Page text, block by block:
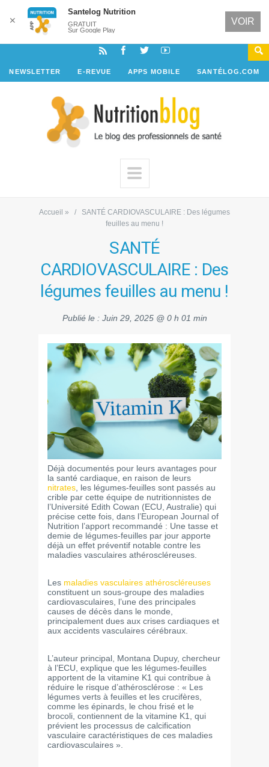
NEWSLETTER E-REVUE APPS MOBILE SANTÉLOG.COM
Accueil »
SANTÉ CARDIOVASCULAIRE : Des légumes
feuilles au menu !
SANTÉ
CARDIOVASCULAIRE : Des
légumes feuilles au menu !
Publié le : Juin 29, 2025 @ 0 h 01 min
Déjà documentés pour leurs avantages pour
la santé cardiaque, en raison de leurs
nitrates, les légumes-feuilles sont passés au
crible par cette équipe de nutritionnistes de
l’Université Edith Cowan (ECU, Australie) qui
précise cette fois, dans l’European Journal of
Nutrition l’apport recommandé : Une tasse et
demie de légumes-feuilles par jour apporte
déjà un effet préventif notable contre les
maladies vasculaires athéroscléreuses.
Les maladies vasculaires athéroscléreuses
constituent un sous-groupe des maladies
cardiovasculaires, l’une des principales
causes de décès dans le monde,
principalement dues aux crises cardiaques et
aux accidents vasculaires cérébraux.
L’auteur principal, Montana Dupuy, chercheur
à l’ECU, explique que les légumes-feuilles
apportent de la vitamine K1 qui contribue à
réduire le risque d’athérosclérose : « Les
légumes verts à feuilles et les crucifères,
comme les épinards, le chou frisé et le
brocoli, contiennent de la vitamine K1, qui
prévient les processus de calcification
vasculaire caractéristiques de ces maladies
cardiovasculaires ».
✕
Santelog Nutrition
GRATUIT
Sur Google Play
VOIR